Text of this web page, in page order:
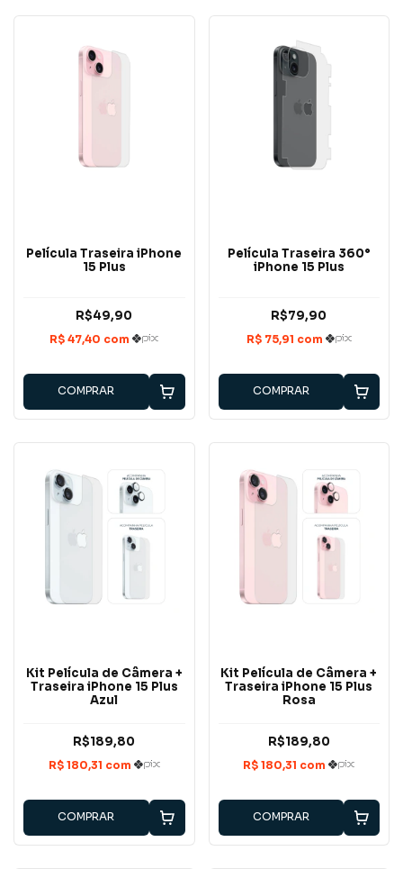
Película Traseira iPhone
15 Plus
R$49,90
COMPRAR
Película Traseira 360°
iPhone 15 Plus
R$79,90
COMPRAR
Kit Película de Câmera +
Traseira iPhone 15 Plus
Azul
R$189,80
COMPRAR
Kit Película de Câmera +
Traseira iPhone 15 Plus
Rosa
R$189,80
COMPRAR